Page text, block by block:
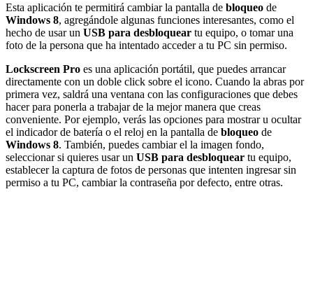
Esta aplicación te permitirá cambiar la pantalla de bloqueo de
Windows 8, agregándole algunas funciones interesantes, como el
hecho de usar un USB para desbloquear tu equipo, o tomar una
foto de la persona que ha intentado acceder a tu PC sin permiso.
Lockscreen Pro es una aplicación portátil, que puedes arrancar
directamente con un doble click sobre el icono. Cuando la abras por
primera vez, saldrá una ventana con las configuraciones que debes
hacer para ponerla a trabajar de la mejor manera que creas
conveniente. Por ejemplo, verás las opciones para mostrar u ocultar
el indicador de batería o el reloj en la pantalla de bloqueo de
Windows 8. También, puedes cambiar el la imagen fondo,
seleccionar si quieres usar un USB para desbloquear tu equipo,
establecer la captura de fotos de personas que intenten ingresar sin
permiso a tu PC, cambiar la contraseña por defecto, entre otras.